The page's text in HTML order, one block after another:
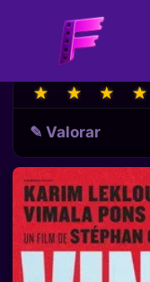
★
★ ★
★ ★
★ ★
★
✎ Valorar